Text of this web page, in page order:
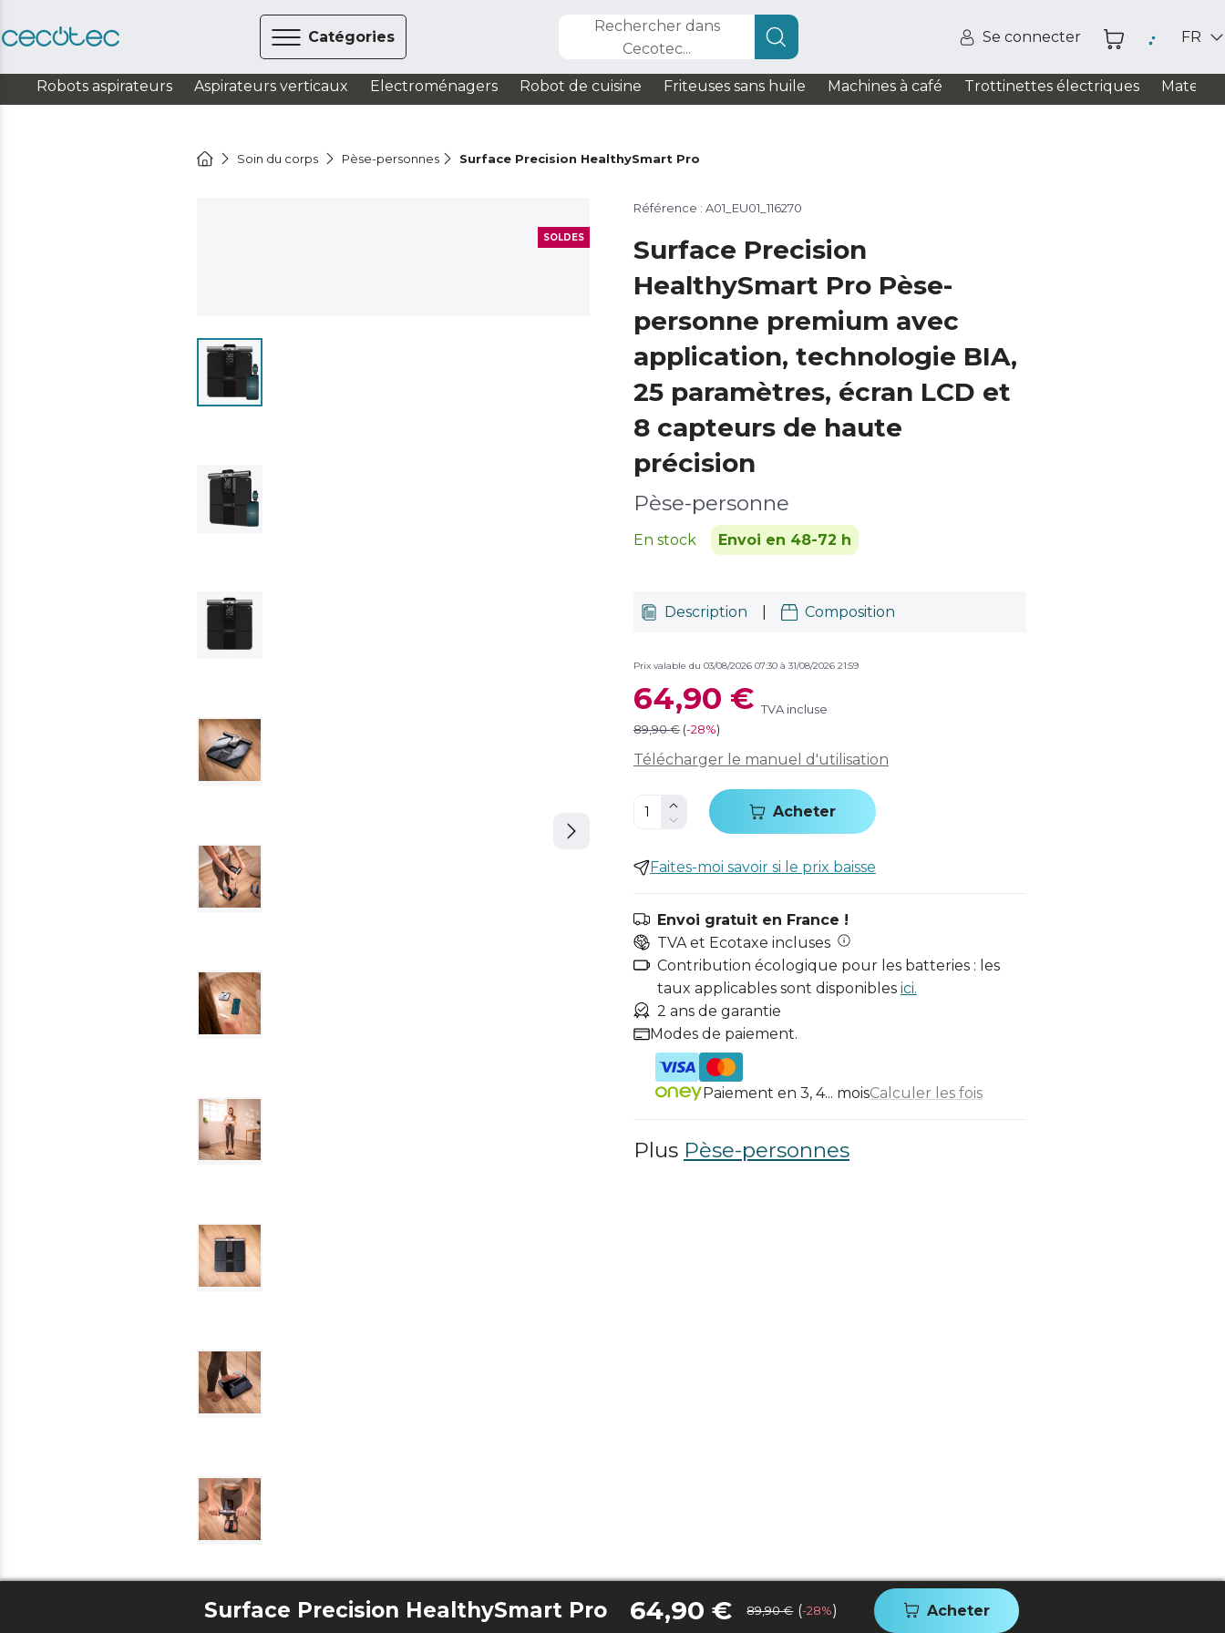
Catégories
Rechercher dans
Cecotec...
Se connecter FR
Robots aspirateurs Aspirateurs verticaux Electroménagers Robot de cuisine Friteuses sans huile Machines à café Trottinettes électriques Matelas
Soin du corps Pèse-personnes Surface Precision HealthySmart Pro
SOLDES
Référence : A01_EU01_116270
Surface Precision
HealthySmart Pro Pèse-
personne premium avec
application, technologie BIA,
25 paramètres, écran LCD et
8 capteurs de haute
précision
Pèse-personne
En stock Envoi en 48-72 h
Description Composition
Prix valable du 03/08/2026 07:30 à 31/08/2026 21:59
64,90 € TVA incluse
89,90 € (-28%)
Télécharger le manuel d'utilisation
Acheter
Faites-moi savoir si le prix baisse
Envoi gratuit en France !
TVA et Ecotaxe incluses
Contribution écologique pour les batteries : les
taux applicables sont disponibles ici.
2 ans de garantie
Modes de paiement.
Paiement en 3, 4... moisCalculer les fois
Plus Pèse-personnes
Surface Precision HealthySmart Pro 64,90 € 89,90 € (-28%) Acheter